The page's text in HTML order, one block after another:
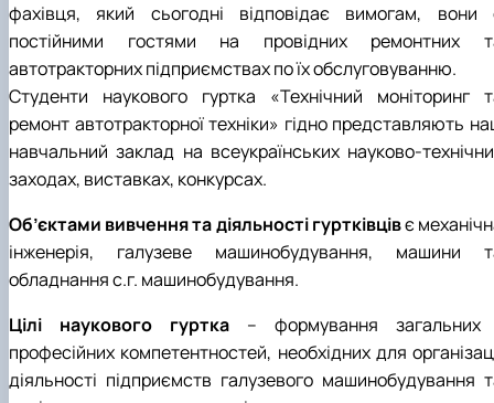
фахівця, який сьогодні відповідає вимогам, вони
постійними гостями на провідних ремонтних
автотракторних підприємствах по їх обслуговуванню.
Студенти наукового гуртка «Технічний моніторинг
ремонт автотракторної техніки» гідно представляють
навчальний заклад на всеукраїнських науково-
заходах, виставках, конкурсах.
Об’єктами вивчення та діяльності гуртківцівє
інженерія, галузеве машинобудування, машини
обладнання с.г. машинобудування.
Цілі наукового гуртка – формування загальних
професійних компетентностей, необхідних для
діяльності підприємств галузевого машинобудування